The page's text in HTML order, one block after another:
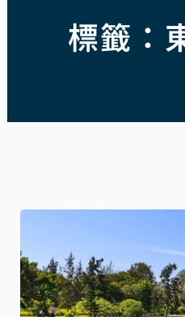
標籤：